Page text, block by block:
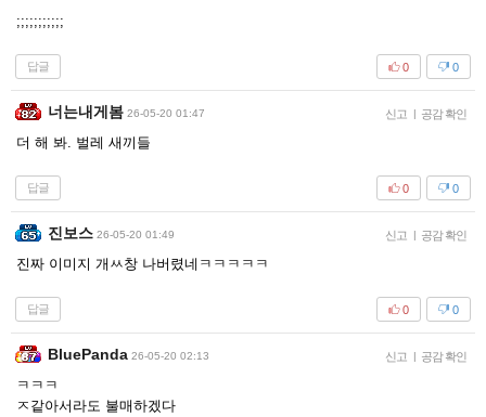
;;;;;;;;;;;
답글 0
0
너는내게봄 26-05-20 01:47 신고 | 공감 확인
더 해 봐. 벌레 새끼들
답글 0
0
진보스 26-05-20 01:49 신고 | 공감 확인
진짜 이미지 개ㅆ창 나버렸네ㅋㅋㅋㅋㅋ
답글 0
0
BluePanda 26-05-20 02:13 신고 | 공감 확인
ㅋㅋㅋ
ㅈ같아서라도 불매하겠다